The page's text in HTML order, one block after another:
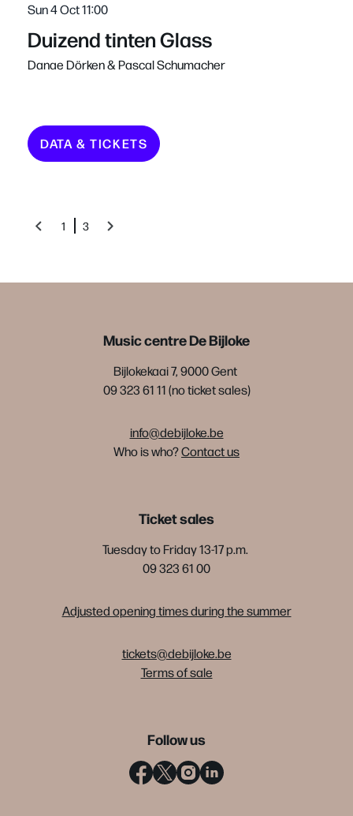
Duizend tinten Glass
Danae Dörken & Pascal Schumacher
Sun 4 Oct11:00
DATA & TICKETS
1 3
Music centre De Bijloke
Bijlokekaai 7, 9000 Gent
09 323 61 11 (no ticket sales)
info@debijloke.be
Who is who?Contact us
Ticket sales
Tuesday to Friday 13-17 p.m.
09 323 61 00
Adjusted opening times during the summer
tickets@debijloke.be
Terms of sale
Follow us